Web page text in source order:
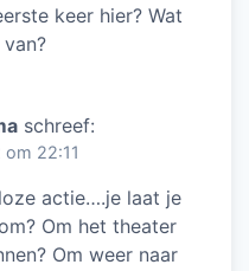
keer hier? Wat
schreef:
22:11
actie….je laat je
Om het theater
Om weer naar